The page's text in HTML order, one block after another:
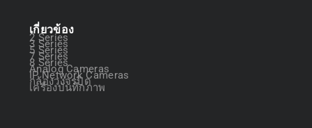
เกี่ยวข้อง
2 Series
3 Series
5 Series
7 Series
8 Series
Analog Cameras
IP Network Cameras
กล้องวงจรปิด
เครื่องบันทึกภาพ